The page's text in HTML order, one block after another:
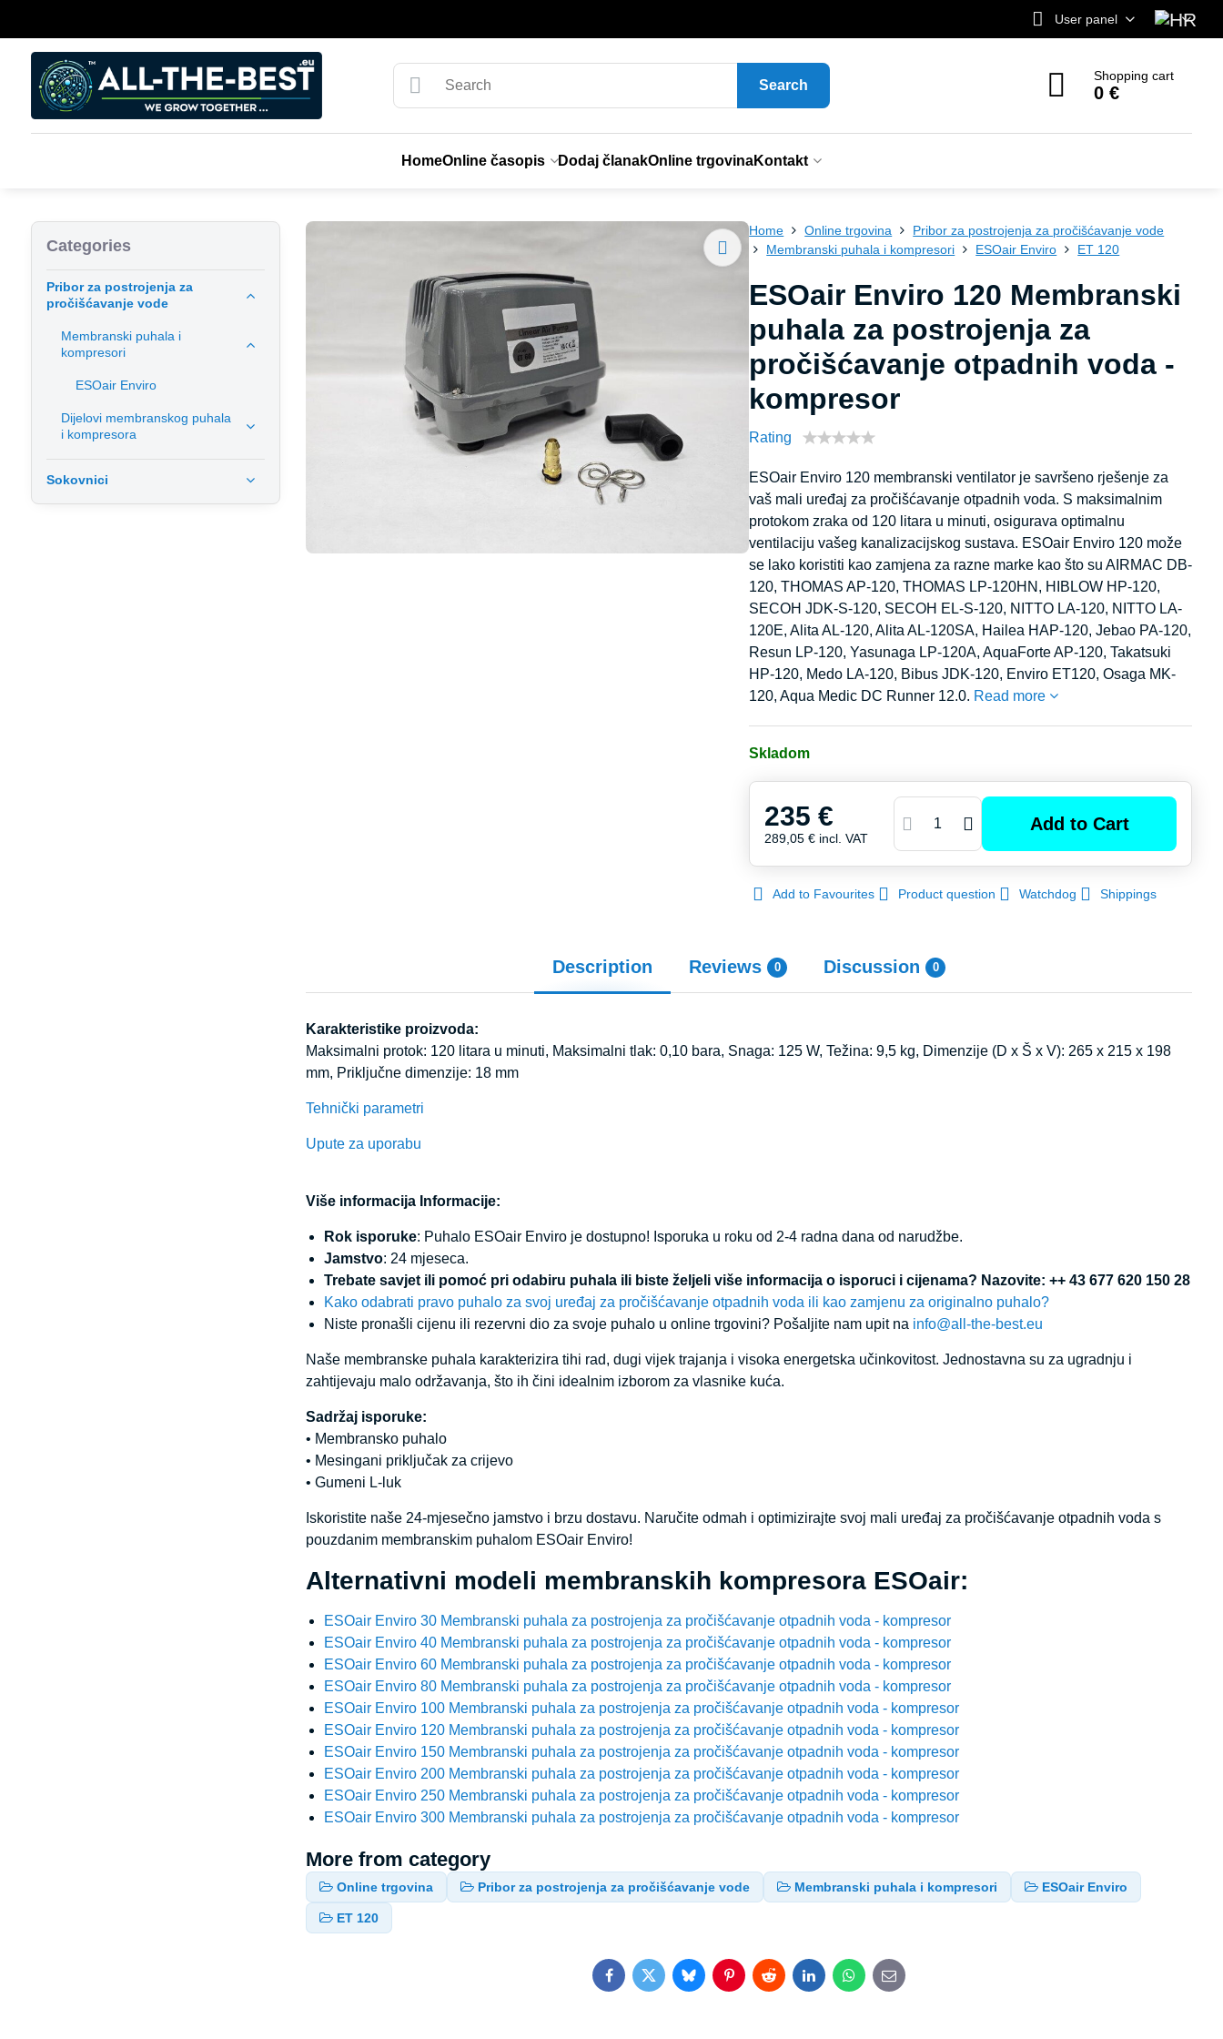
User panel
Search
Shopping cart
0 €
HomeOnline časopis Dodaj članakOnline trgovinaKontakt
Home Online trgovina
Pribor za postrojenja za pročišćavanje vode
Membranski puhala i kompresori
ESOair Enviro ET 120
ESOair Enviro 120 Membranski
puhala za postrojenja za
pročišćavanje otpadnih voda -
kompresor
Rating
ESOair Enviro 120 membranski ventilator je savršeno rješenje za
vaš mali uređaj za pročišćavanje otpadnih voda. S maksimalnim
protokom zraka od 120 litara u minuti, osigurava optimalnu
ventilaciju vašeg kanalizacijskog sustava. ESOair Enviro 120 može
se lako koristiti kao zamjena za razne marke kao što su AIRMAC DB-
120, THOMAS AP-120, THOMAS LP-120HN, HIBLOW HP-120,
SECOH JDK-S-120, SECOH EL-S-120, NITTO LA-120, NITTO LA-
120E, Alita AL-120, Alita AL-120SA, Hailea HAP-120, Jebao PA-120,
Resun LP-120, Yasunaga LP-120A, AquaForte AP-120, Takatsuki
HP-120, Medo LA-120, Bibus JDK-120, Enviro ET120, Osaga MK-
120, Aqua Medic DC Runner 12.0. Read more
Skladom
235 €
289,05 € incl. VAT
Add to Cart
Add to Favourites Product question Watchdog Shippings
Description Reviews 0 Discussion 0
Karakteristike proizvoda:
Maksimalni protok: 120 litara u minuti, Maksimalni tlak: 0,10 bara, Snaga: 125 W, Težina: 9,5 kg, Dimenzije (D x Š x V): 265 x 215 x 198
mm, Priključne dimenzije: 18 mm
Tehnički parametri
Upute za uporabu
Više informacija Informacije:
Rok isporuke: Puhalo ESOair Enviro je dostupno! Isporuka u roku od 2-4 radna dana od narudžbe.
Jamstvo: 24 mjeseca.
Trebate savjet ili pomoć pri odabiru puhala ili biste željeli više informacija o isporuci i cijenama? Nazovite: ++ 43 677 620 150 28
Kako odabrati pravo puhalo za svoj uređaj za pročišćavanje otpadnih voda ili kao zamjenu za originalno puhalo?
Niste pronašli cijenu ili rezervni dio za svoje puhalo u online trgovini? Pošaljite nam upit na info@all-the-best.eu
Naše membranske puhala karakterizira tihi rad, dugi vijek trajanja i visoka energetska učinkovitost. Jednostavna su za ugradnju i
zahtijevaju malo održavanja, što ih čini idealnim izborom za vlasnike kuća.
Sadržaj isporuke:
• Membransko puhalo
• Mesingani priključak za crijevo
• Gumeni L-luk
Iskoristite naše 24-mjesečno jamstvo i brzu dostavu. Naručite odmah i optimizirajte svoj mali uređaj za pročišćavanje otpadnih voda s
pouzdanim membranskim puhalom ESOair Enviro!
Alternativni modeli membranskih kompresora ESOair:
ESOair Enviro 30 Membranski puhala za postrojenja za pročišćavanje otpadnih voda - kompresor
ESOair Enviro 40 Membranski puhala za postrojenja za pročišćavanje otpadnih voda - kompresor
ESOair Enviro 60 Membranski puhala za postrojenja za pročišćavanje otpadnih voda - kompresor
ESOair Enviro 80 Membranski puhala za postrojenja za pročišćavanje otpadnih voda - kompresor
ESOair Enviro 100 Membranski puhala za postrojenja za pročišćavanje otpadnih voda - kompresor
ESOair Enviro 120 Membranski puhala za postrojenja za pročišćavanje otpadnih voda - kompresor
ESOair Enviro 150 Membranski puhala za postrojenja za pročišćavanje otpadnih voda - kompresor
ESOair Enviro 200 Membranski puhala za postrojenja za pročišćavanje otpadnih voda - kompresor
ESOair Enviro 250 Membranski puhala za postrojenja za pročišćavanje otpadnih voda - kompresor
ESOair Enviro 300 Membranski puhala za postrojenja za pročišćavanje otpadnih voda - kompresor
More from category
Online trgovina Pribor za postrojenja za pročišćavanje vode Membranski puhala i kompresori ESOair Enviro
ET 120
FacebookTwitterBlueskyPinterestRedditLinkedInWhatsApp
E-
mail
Categories
Pribor za postrojenja za
pročišćavanje vode
Membranski puhala i
kompresori
ESOair Enviro
Dijelovi membranskog puhala
i kompresora
Sokovnici